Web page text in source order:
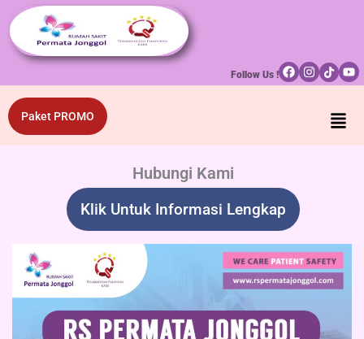
Follow Us !
Paket PROMO
Hubungi Kami
Klik Untuk Informasi Lengkap